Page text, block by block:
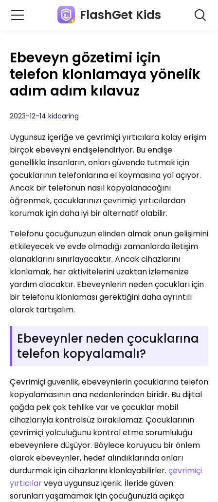
FlashGet Kids
Ebeveyn gözetimi için
telefon klonlamaya yönelik
adım adım kılavuz
2023-12-14 kidcaring
Uygunsuz içeriğe ve çevrimiçi yırtıcılara kolay erişim
birçok ebeveyni endişelendiriyor. Bu endişe
genellikle insanların, onları güvende tutmak için
çocuklarının telefonlarına el koymasına yol açıyor.
Ancak bir telefonun nasıl kopyalanacağını
öğrenmek, çocuklarınızı çevrimiçi yırtıcılardan
korumak için daha iyi bir alternatif olabilir.
Telefonu çocuğunuzun elinden almak onun gelişimini
etkileyecek ve evde olmadığı zamanlarda iletişim
olanaklarını sınırlayacaktır. Ancak cihazlarını
klonlamak, her aktivitelerini uzaktan izlemenize
yardım olacaktır. Ebeveynlerin neden çocukları için
bir telefonu klonlaması gerektiğini daha ayrıntılı
olarak tartışalım.
Ebeveynler neden çocuklarına
telefon kopyalamalı?
Çevrimiçi güvenlik, ebeveynlerin çocuklarına telefon
kopyalamasının ana nedenlerinden biridir. Bu dijital
çağda pek çok tehlike var ve çocuklar mobil
cihazlarıyla kontrolsüz bırakılamaz. Çocuklarının
çevrimiçi yolculuğunu kontrol etme sorumluluğu
ebeveynlere düşüyor. Böylece koruyucu bir önlem
olarak ebeveynler, hedef alındıklarında onları
durdurmak için cihazlarını klonlayabilirler. çevrimiçi
yırtıcılarveya uygunsuz içerik. İleride güven
sorunları yaşamamak için çocuğunuzla açıkça